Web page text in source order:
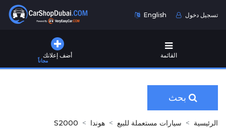
English تسجيل دخول
أضف إعلانك
مجاناً
القائمة
بحث
الرئيسية سيارات مستعملة للبيع هوندا S2000